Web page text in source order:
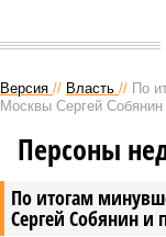
Версия // Власть // По
Москвы Сергей
По итогам
Сергей Собянин и
Персоны